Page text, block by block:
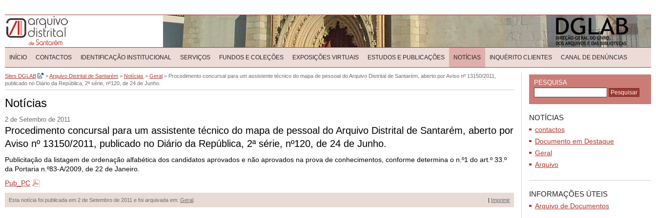
INÍCIO CONTACTOS IDENTIFICAÇÃO INSTITUCIONAL SERVIÇOS FUNDOS E COLEÇÕES EXPOSIÇÕES VIRTUAIS ESTUDOS E PUBLICAÇÕES NOTÍCIAS INQUÉRITO CLIENTES CANAL DE DENÚNCIAS
Sites DGLAB >Arquivo Distrital de Santarém > Notícias > Geral > Procedimento concursal para um assistente técnico do mapa de pessoal do Arquivo Distrital de Santarém, aberto por Aviso nº 13150/2011,
publicado no Diário da República, 2ª série, nº120, de 24 de Junho.
Notícias
2 de Setembro de 2011
Procedimento concursal para um assistente técnico do mapa de pessoal do Arquivo Distrital de Santarém, aberto por
Aviso nº 13150/2011, publicado no Diário da República, 2ª série, nº120, de 24 de Junho.
Publicitação da listagem de ordenação alfabética dos candidatos aprovados e não aprovados na prova de conhecimentos, conforme determina o n.º1 do art.º 33.º
da Portaria n.º83-A/2009, de 22 de Janeiro.
Pub_PC
Esta notícia foi publicada em 2 de Setembro de 2011 e foi arquivada em: Geral | Imprimir
PESQUISA
NOTÍCIAS
contactos
Documento em Destaque
Geral
Arquivo
INFORMAÇÕES ÚTEIS
Arquivo de Documentos